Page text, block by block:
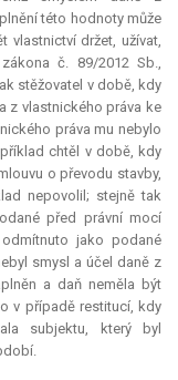
této hodnoty může
vlastnictví držet, užívat,
č. 89/2012 Sb.,
stěžovatel v době, kdy
z vlastnického práva ke
práva mu nebylo
chtěl v době, kdy
o převodu stavby,
nepovolil; stejně tak
před právní mocí
jako podané
smysl a účel daně z
a daň neměla být
v případě restitucí, kdy
subjektu, který byl